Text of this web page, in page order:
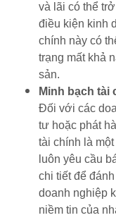
và lãi có thể
điều kiện kinh
chính này có
trạng mất khả
sản.
Minh bạch tài
Đối với các
tư hoặc phát
tài chính là
luôn yêu cầu
chi tiết để
doanh nghiệp
niềm tin của